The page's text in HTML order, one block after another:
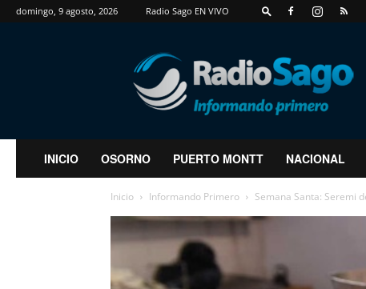
domingo, 9 agosto, 2026 Radio Sago EN VIVO
RadioSago
INICIO OSORNO PUERTO MONTT NACIONAL
Inicio Informando Primero Semana Santa: Seremi